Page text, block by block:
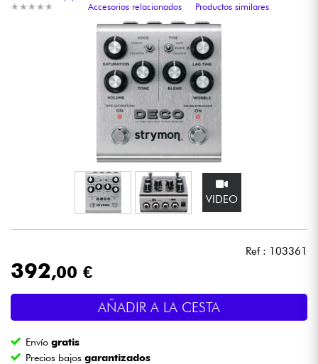
Sintetizadores & samplers
Luces
Batería y percusión
Vientos
★ ★ ★ ★ ★
★ ★ ★ ★ ★
Accesorios relacionados
Productos similares
VIDEO
Ref : 103361
392,00 €
AÑADIR A LA CESTA
Envíogratis
Precios bajosgarantizados